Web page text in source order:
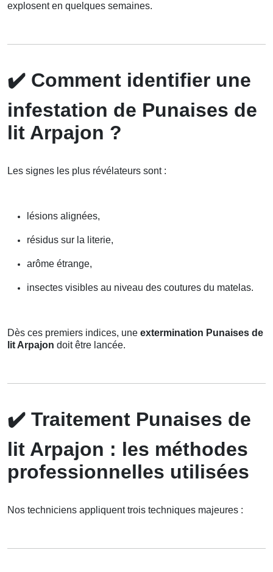
explosent en quelques semaines.
✔️ Comment identifier une
infestation de Punaises de
lit Arpajon ?
Les signes les plus révélateurs sont :
lésions alignées,
résidus sur la literie,
arôme étrange,
insectes visibles au niveau des coutures du matelas.
Dès ces premiers indices, une extermination Punaises de
lit Arpajon doit être lancée.
✔️ Traitement Punaises de
lit Arpajon : les méthodes
professionnelles utilisées
Nos techniciens appliquent trois techniques majeures :